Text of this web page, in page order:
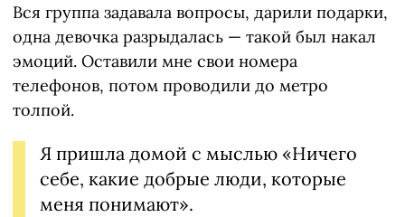
Вся группа задавала вопросы, дарили подарки,
одна девочка разрыдалась — такой был накал
эмоций. Оставили мне свои номера
телефонов, потом проводили до метро
толпой.
Я пришла домой с мыслью «Ничего
себе, какие добрые люди, которые
меня понимают».